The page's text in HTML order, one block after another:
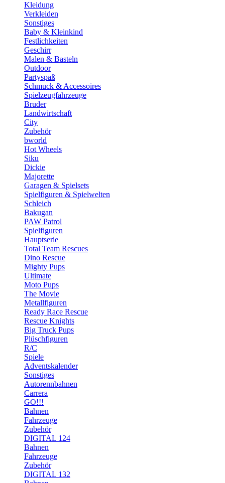
Kleidung
Verkleiden
Sonstiges
Baby & Kleinkind
Festlichkeiten
Geschirr
Malen & Basteln
Outdoor
Partyspaß
Schmuck & Accessoires
Spielzeugfahrzeuge
Bruder
Landwirtschaft
City
Zubehör
bworld
Hot Wheels
Siku
Dickie
Majorette
Garagen & Spielsets
Spielfiguren & Spielwelten
Schleich
Bakugan
PAW Patrol
Spielfiguren
Hauptserie
Total Team Rescues
Dino Rescue
Mighty Pups
Ultimate
Moto Pups
The Movie
Metallfiguren
Ready Race Rescue
Rescue Knights
Big Truck Pups
Plüschfiguren
R/C
Spiele
Adventskalender
Sonstiges
Autorennbahnen
Carrera
GO!!!
Bahnen
Fahrzeuge
Zubehör
DIGITAL 124
Bahnen
Fahrzeuge
Zubehör
DIGITAL 132